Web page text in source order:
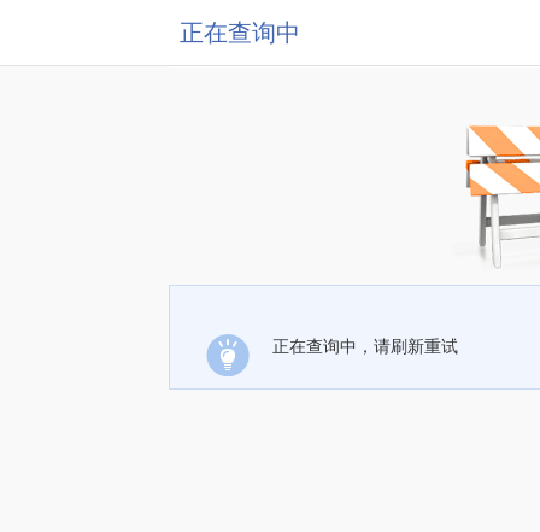
正在查询中
正在查询中，请刷新重试